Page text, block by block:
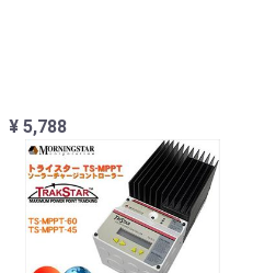
¥ 5,788